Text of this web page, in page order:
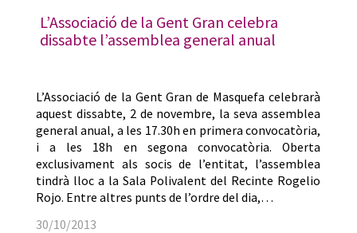
L’Associació de la Gent Gran celebra
dissabte l’assemblea general anual
L’Associació de la Gent Gran de Masquefa celebrarà
aquest dissabte, 2 de novembre, la seva assemblea
general anual, a les 17.30h en primera convocatòria,
i a les 18h en segona convocatòria. Oberta
exclusivament als socis de l’entitat, l’assemblea
tindrà lloc a la Sala Polivalent del Recinte Rogelio
Rojo. Entre altres punts de l’ordre del dia,…
30/10/2013